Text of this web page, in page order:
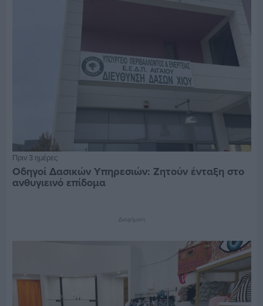
Πριν 3 ημέρες
Οδηγοί Δασικών Υπηρεσιών: Ζητούν ένταξη στο
ανθυγιεινό επίδομα
Διαφήμιση